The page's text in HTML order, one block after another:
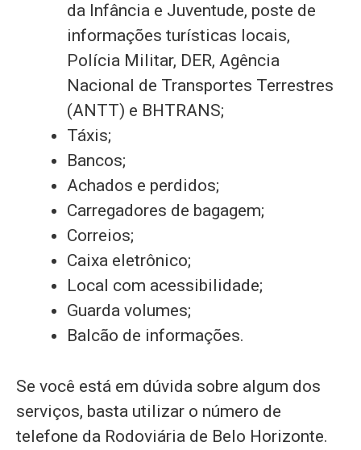
da Infância e Juventude, poste de
informações turísticas locais,
Polícia Militar, DER, Agência
Nacional de Transportes Terrestres
(ANTT) e BHTRANS;
Táxis;
Bancos;
Achados e perdidos;
Carregadores de bagagem;
Correios;
Caixa eletrônico;
Local com acessibilidade;
Guarda volumes;
Balcão de informações.
Se você está em dúvida sobre algum dos
serviços, basta utilizar o número de
telefone da Rodoviária de Belo Horizonte.